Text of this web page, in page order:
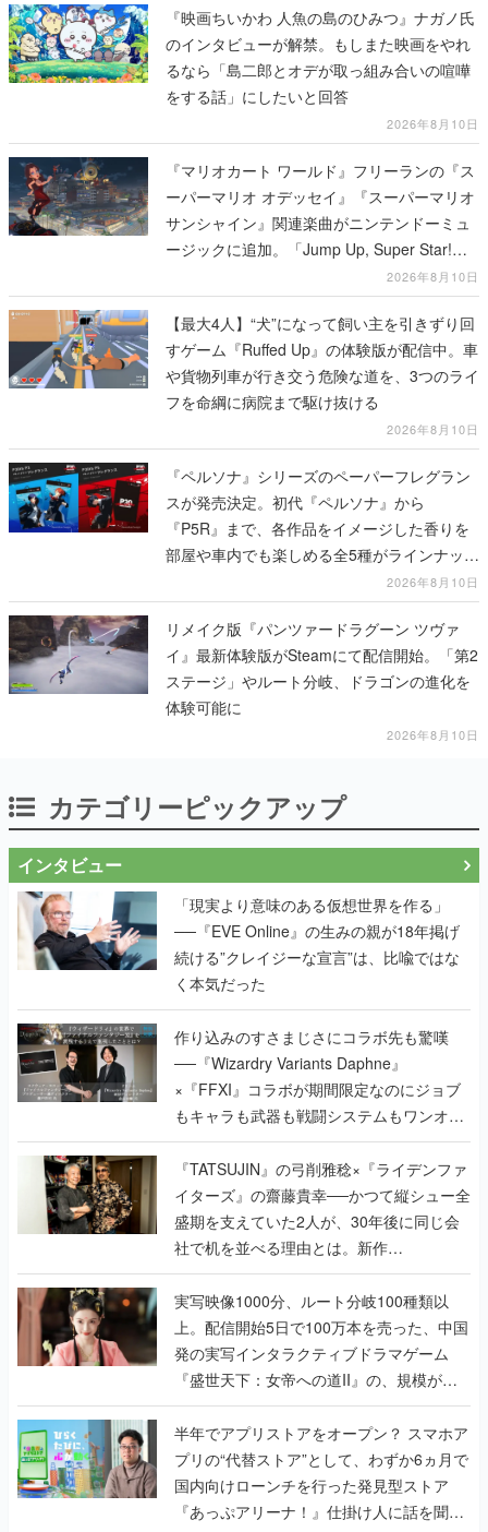
『映画ちいかわ 人魚の島のひみつ』ナガノ氏
のインタビューが解禁。もしまた映画をやれ
るなら「島二郎とオデが取っ組み合いの喧嘩
をする話」にしたいと回答
2026年8月10日
『マリオカート ワールド』フリーランの『ス
ーパーマリオ オデッセイ』『スーパーマリオ
サンシャイン』関連楽曲がニンテンドーミュ
ージックに追加。「Jump Up, Super Star!」
「ドルピックタウン」など計14曲が配信
2026年8月10日
【最大4人】“犬”になって飼い主を引きずり回
すゲーム『Ruffed Up』の体験版が配信中。車
や貨物列車が行き交う危険な道を、3つのライ
フを命綱に病院まで駆け抜ける
2026年8月10日
『ペルソナ』シリーズのペーパーフレグラン
スが発売決定。初代『ペルソナ』から
『P5R』まで、各作品をイメージした香りを
部屋や車内でも楽しめる全5種がラインナッ
プ、予約受付は8月17日12時より開始2026年8月10日
リメイク版『パンツァードラグーン ツヴァ
イ』最新体験版がSteamにて配信開始。「第2
ステージ」やルート分岐、ドラゴンの進化を
体験可能に
2026年8月10日
カテゴリーピックアップ
インタビュー
「現実より意味のある仮想世界を作る」
──『EVE Online』の生みの親が18年掲げ
続ける”クレイジーな宣言”は、比喩ではな
く本気だった
作り込みのすさまじさにコラボ先も驚嘆
──『Wizardry Variants Daphne』
×『FFXI』コラボが期間限定なのにジョブ
もキャラも武器も戦闘システムもワンオフ
で作り込まれた理由を両ディレクターに聞
く
『TATSUJIN』の弓削雅稔×『ライデンファ
イターズ』の齋藤貴幸──かつて縦シュー全
盛期を支えていた2人が、30年後に同じ会
社で机を並べる理由とは。新作
『TATSUJIN EXTREME』で初タッグを組
んだレジェンド2人に訊く開発秘話
実写映像1000分、ルート分岐100種類以
上。配信開始5日で100万本を売った、中国
発の実写インタラクティブドラマゲーム
『盛世天下：女帝への道II』の、規模が違
うこだわりをプロデューサーに聞いた
半年でアプリストアをオープン？ スマホア
プリの“代替ストア”として、わずか6ヵ月で
国内向けローンチを行った発見型ストア
『あっぷアリーナ！』仕掛け人に話を聞い